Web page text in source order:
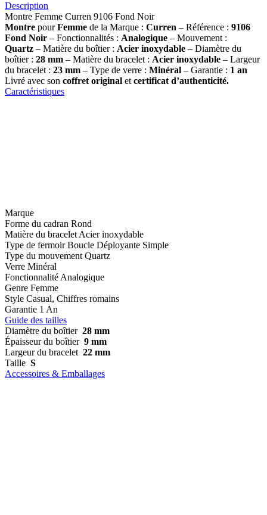
Description
Montre Femme Curren 9106 Fond Noir
Montre pourFemme de la Marque : Curren – Référence : 9106
Fond Noir – Fonctionnalités : Analogique – Mouvement :
Quartz – Matière du boîtier : Acier inoxydable – Diamètre du
boîtier : 28 mm – Matière du bracelet : Acier inoxydable – Largeur
du bracelet : 23 mm – Type de verre : Minéral – Garantie : 1 an
Livré avec son coffret original et certificat d’authenticité.
Caractéristiques
Marque
Forme du cadran Rond
Matière du bracelet Acier inoxydable
Type de fermoir Boucle Déployante Simple
Type du mouvement Quartz
Verre Minéral
Fonctionnalité Analogique
Genre Femme
Style Casual, Chiffres romains
Garantie 1 An
Guide des tailles
Diamètre du boîtier 28 mm
Épaisseur du boîtier 9 mm
Largeur du bracelet 22 mm
Taille S
Accessoires & Emballages